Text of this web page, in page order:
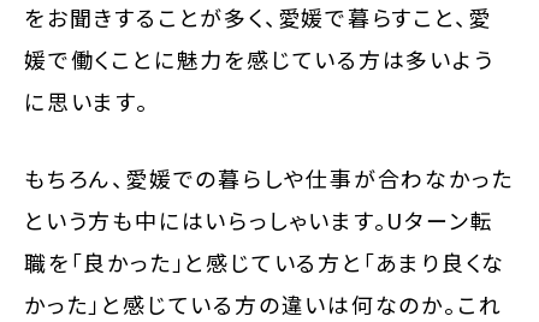
をお聞きすることが多く、愛媛で暮らすこと、愛
媛で働くことに魅力を感じている方は多いよう
に思います。
もちろん、愛媛での暮らしや仕事が合わなかった
という方も中にはいらっしゃいます。Uターン転
職を「良かった」と感じている方と「あまり良くな
かった」と感じている方の違いは何なのか。これ